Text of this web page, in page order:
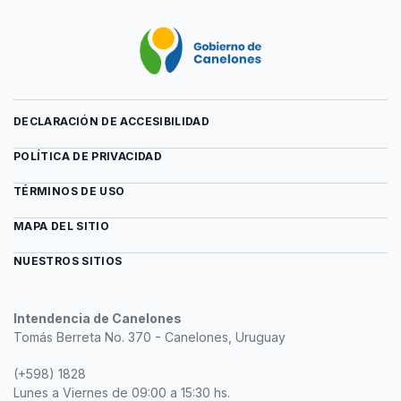
mercado
en
Canelones
Intendencia de Canelones
Tomás Berreta No. 370 - Canelones, Uruguay
(+598) 1828
Lunes a Viernes de 09:00 a 15:30 hs.
DECLARACIÓN DE ACCESIBILIDAD
POLÍTICA DE PRIVACIDAD
TÉRMINOS DE USO
MAPA DEL SITIO
NUESTROS SITIOS